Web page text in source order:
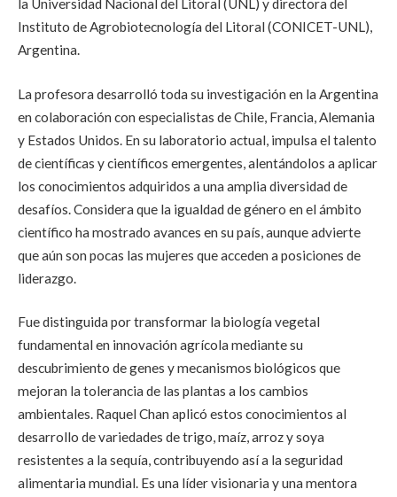
la Universidad Nacional del Litoral (UNL) y directora del
Instituto de Agrobiotecnología del Litoral (CONICET-UNL),
Argentina.
La profesora desarrolló toda su investigación en la Argentina
en colaboración con especialistas de Chile, Francia, Alemania
y Estados Unidos. En su laboratorio actual, impulsa el talento
de científicas y científicos emergentes, alentándolos a aplicar
los conocimientos adquiridos a una amplia diversidad de
desafíos. Considera que la igualdad de género en el ámbito
científico ha mostrado avances en su país, aunque advierte
que aún son pocas las mujeres que acceden a posiciones de
liderazgo.
Fue distinguida por transformar la biología vegetal
fundamental en innovación agrícola mediante su
descubrimiento de genes y mecanismos biológicos que
mejoran la tolerancia de las plantas a los cambios
ambientales. Raquel Chan aplicó estos conocimientos al
desarrollo de variedades de trigo, maíz, arroz y soya
resistentes a la sequía, contribuyendo así a la seguridad
alimentaria mundial. Es una líder visionaria y una mentora